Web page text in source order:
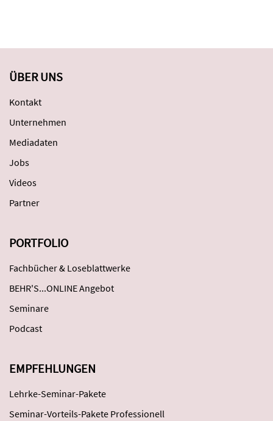
ÜBER UNS
Kontakt
Unternehmen
Mediadaten
Jobs
Videos
Partner
PORTFOLIO
Fachbücher & Loseblattwerke
BEHR'S...ONLINE Angebot
Seminare
Podcast
EMPFEHLUNGEN
Lehrke-Seminar-Pakete
Seminar-Vorteils-Pakete Professionell